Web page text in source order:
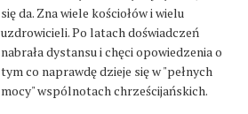
się da. Zna wiele kościołów i wielu
uzdrowicieli. Po latach doświadczeń
nabrała dystansu i chęci opowiedzenia o
tym co naprawdę dzieje się w "pełnych
mocy" wspólnotach chrześcijańskich.